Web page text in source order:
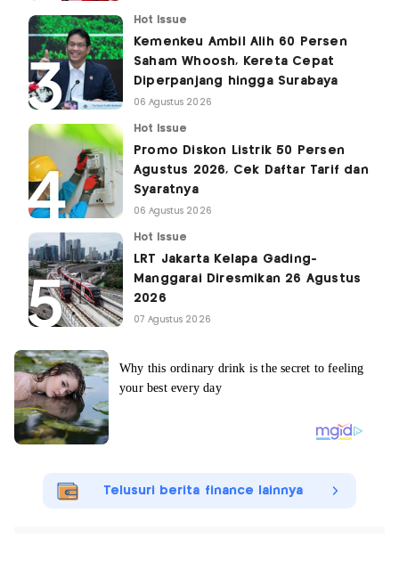
Hot Issue
Kemenkeu Ambil Alih 60 Persen
Saham Whoosh, Kereta Cepat
Diperpanjang hingga Surabaya
06 Agustus 2026
Hot Issue
Promo Diskon Listrik 50 Persen
Agustus 2026, Cek Daftar Tarif dan
Syaratnya
06 Agustus 2026
Hot Issue
LRT Jakarta Kelapa Gading-
Manggarai Diresmikan 26 Agustus
2026
07 Agustus 2026
Telusuri berita finance lainnya